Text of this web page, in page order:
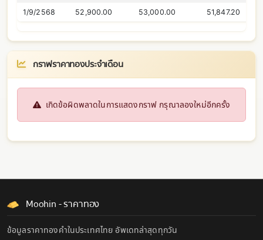
1/9/2568 52,900.00 53,000.00 51,847.20
กราฟราคาทองประจำเดือน
เกิดข้อผิดพลาดในการแสดงกราฟ กรุณาลองใหม่อีกครั้ง
Moohin - ราคาทอง
ข้อมูลราคาทองคำในประเทศไทย อัพเดทล่าสุดทุกวัน